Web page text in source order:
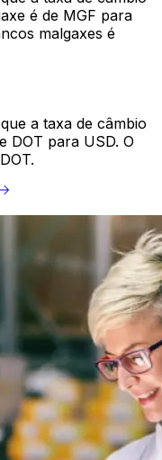
é de MGF para
malgaxes é
a taxa de câmbio
DOT para USD. O